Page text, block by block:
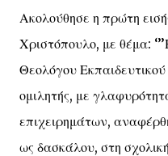
Ακολούθησε η πρώτη
Χριστόπουλο, με θέμα:
Θεολόγου
ομιλητής, με
επιχειρημάτων,
ως δασκάλου, στη